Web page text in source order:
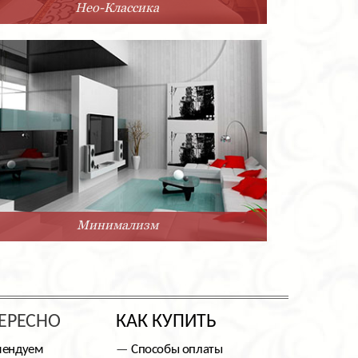
Нео-Классика
Минимализм
КАК КУПИТЬ
Способы оплаты